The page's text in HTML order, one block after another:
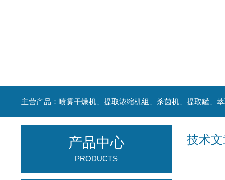
技术
产品中心
PRODUCTS